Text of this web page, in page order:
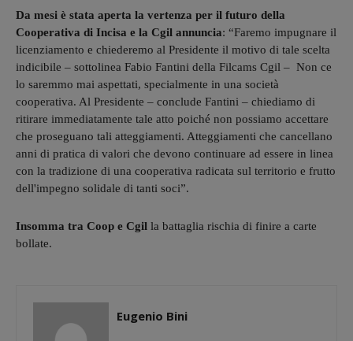
Da mesi è stata aperta la vertenza per il futuro della
Cooperativa di Incisa e la Cgil annuncia: “Faremo impugnare il
licenziamento e chiederemo al Presidente il motivo di tale scelta
indicibile – sottolinea Fabio Fantini della Filcams Cgil – Non ce
lo saremmo mai aspettati, specialmente in una società
cooperativa. Al Presidente – conclude Fantini – chiediamo di
ritirare immediatamente tale atto poiché non possiamo accettare
che proseguano tali atteggiamenti. Atteggiamenti che cancellano
anni di pratica di valori che devono continuare ad essere in linea
con la tradizione di una cooperativa radicata sul territorio e frutto
dell'impegno solidale di tanti soci”.
Insomma tra Coop e Cgil la battaglia rischia di finire a carte
bollate.
Eugenio Bini